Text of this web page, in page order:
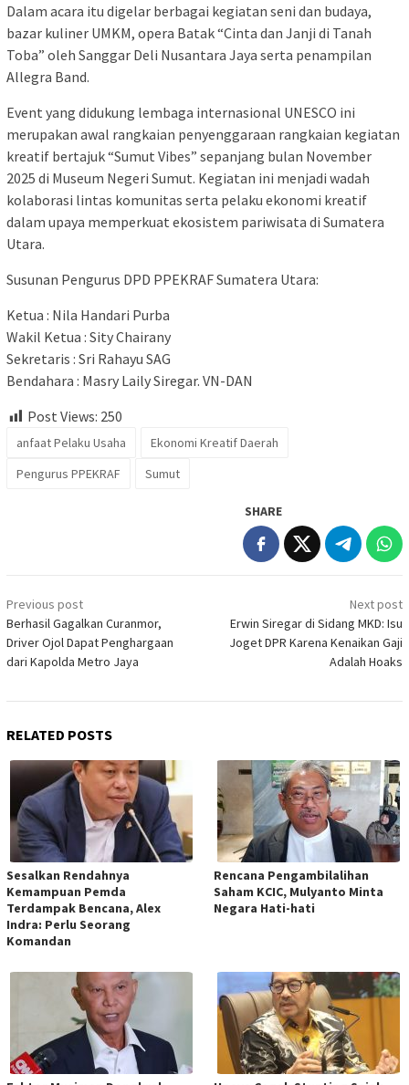
Dalam acara itu digelar berbagai kegiatan seni dan budaya,
bazar kuliner UMKM, opera Batak “Cinta dan Janji di Tanah
Toba” oleh Sanggar Deli Nusantara Jaya serta penampilan
Allegra Band.
Event yang didukung lembaga internasional UNESCO ini
merupakan awal rangkaian penyenggaraan rangkaian kegiatan
kreatif bertajuk “Sumut Vibes” sepanjang bulan November
2025 di Museum Negeri Sumut. Kegiatan ini menjadi wadah
kolaborasi lintas komunitas serta pelaku ekonomi kreatif
dalam upaya memperkuat ekosistem pariwisata di Sumatera
Utara.
Susunan Pengurus DPD PPEKRAF Sumatera Utara:
Ketua : Nila Handari Purba
Wakil Ketua : Sity Chairany
Sekretaris : Sri Rahayu SAG
Bendahara : Masry Laily Siregar. VN-DAN
Post Views: 250
anfaat Pelaku Usaha
Ekonomi Kreatif Daerah
Pengurus PPEKRAF
Sumut
SHARE
Post
navigation
Previous post
Berhasil Gagalkan Curanmor,
Driver Ojol Dapat Penghargaan
dari Kapolda Metro Jaya
Next post
Erwin Siregar di Sidang MKD: Isu
Joget DPR Karena Kenaikan Gaji
Adalah Hoaks
RELATED POSTS
Sesalkan Rendahnya
Kemampuan Pemda
Terdampak Bencana, Alex
Indra: Perlu Seorang
Komandan
Rencana Pengambilalihan
Saham KCIC, Mulyanto Minta
Negara Hati-hati